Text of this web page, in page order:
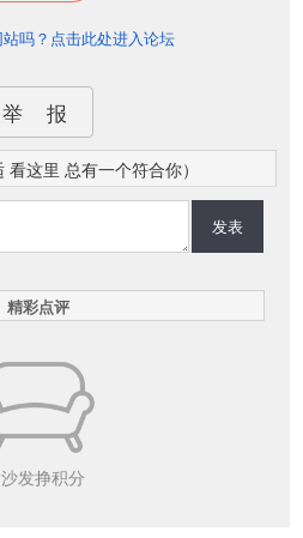
吗？点击此处进入论坛
举 报
看这里 总有一个符合你）
发表
精彩点评
发挣积分